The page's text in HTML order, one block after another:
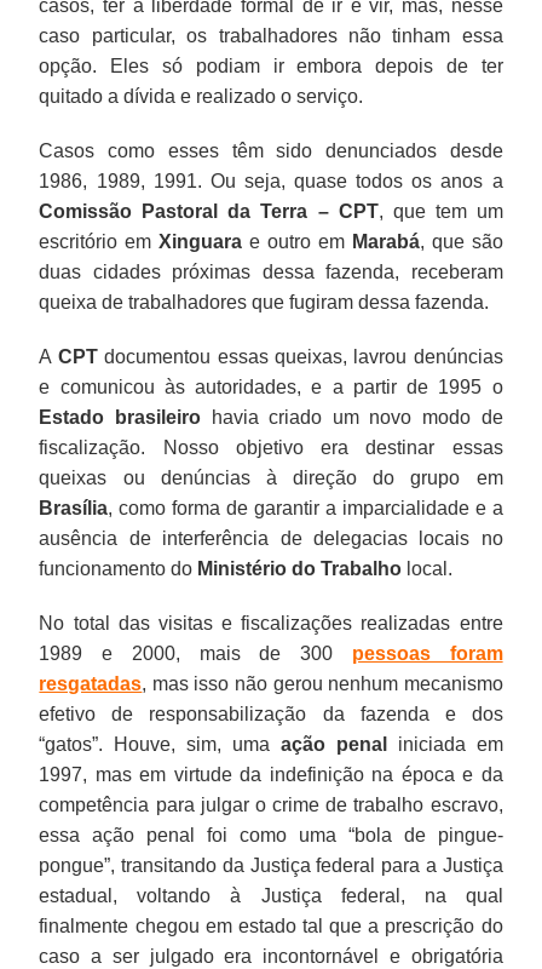
casos, ter a liberdade formal de ir e vir, mas, nesse
caso particular, os trabalhadores não tinham essa
opção. Eles só podiam ir embora depois de ter
quitado a dívida e realizado o serviço.
Casos como esses têm sido denunciados desde
1986, 1989, 1991. Ou seja, quase todos os anos a
Comissão Pastoral da Terra – CPT, que tem um
escritório emXinguara e outro em Marabá, que são
duas cidades próximas dessa fazenda, receberam
queixa de trabalhadores que fugiram dessa fazenda.
A CPTdocumentou essas queixas, lavrou denúncias
e comunicou às autoridades, e a partir de 1995 o
Estado brasileiro havia criado um novo modo de
fiscalização. Nosso objetivo era destinar essas
queixas ou denúncias à direção do grupo em
Brasília, como forma de garantir a imparcialidade e a
ausência de interferência de delegacias locais no
funcionamento do Ministério do Trabalho local.
No total das visitas e fiscalizações realizadas entre
1989 e 2000, mais de 300 pessoas foram
resgatadas, mas isso não gerou nenhum mecanismo
efetivo de responsabilização da fazenda e dos
“gatos”. Houve, sim, uma ação penal
iniciada em
1997, mas em virtude da indefinição na época e da
competência para julgar o crime de trabalho escravo,
essa ação penal foi como uma “bola de pingue-
pongue”, transitando da Justiça federal para a Justiça
estadual, voltando à Justiça federal, na qual
finalmente chegou em estado tal que a prescrição do
caso a ser julgado era incontornável e obrigatória